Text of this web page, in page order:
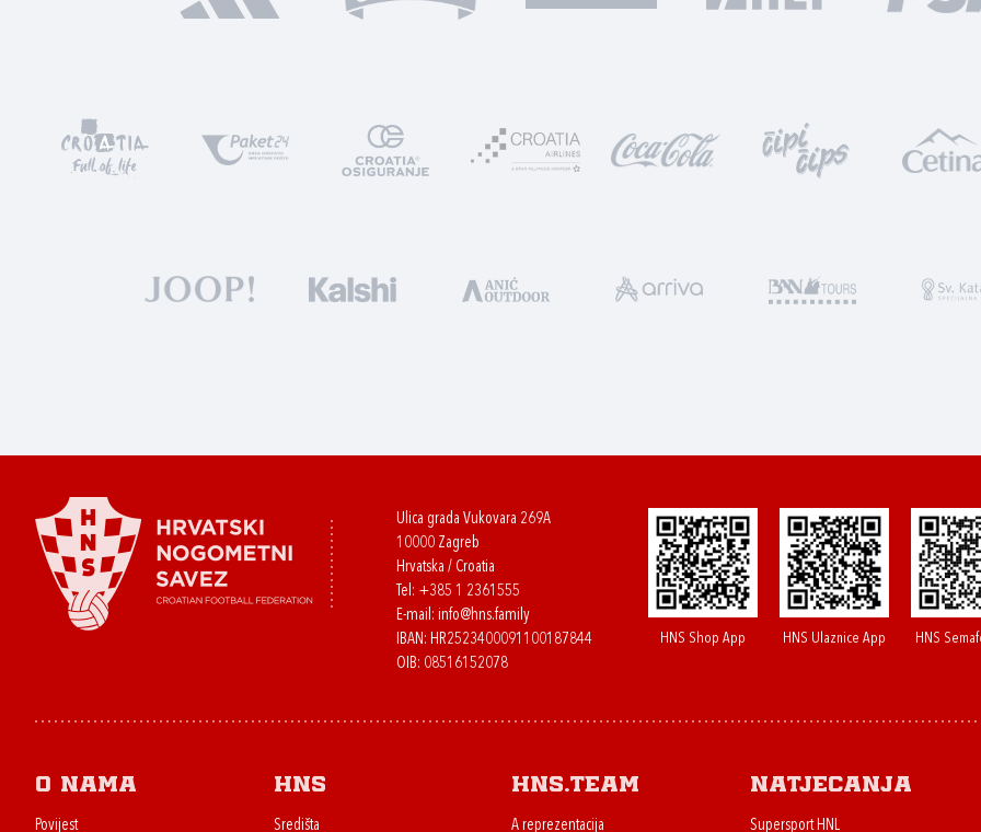
Ulica grada Vukovara 269A
10000 Zagreb
Hrvatska / Croatia
Tel: +385 1 2361555
E-mail: info@hns.family
IBAN: HR2523400091100187844
OIB: 08516152078
HNS Shop App HNS Ulaznice App HNS
O nama
Povijest
HNS
Središta
HNS.team
A reprezentacija
Natjecanja
Supersport HNL